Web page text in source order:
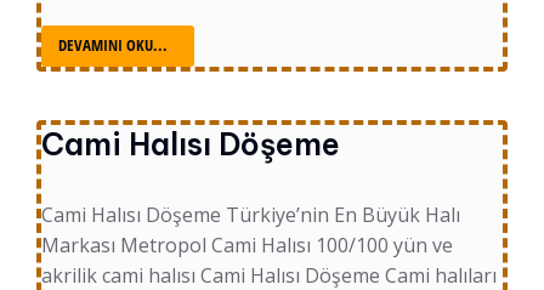
DEVAMINI OKU...
Cami Halısı Döşeme
Cami Halısı Döşeme Türkiye’nin En Büyük Halı
Markası Metropol Cami Halısı 100/100 yün ve
akrilik cami halısı Cami Halısı Döşeme Cami halıları